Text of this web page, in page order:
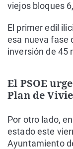
viejos bloques
El primer edil
esa nueva fase
inversión de 45
El PSOE
Plan de
Por otro lado,
estado este
Ayuntamiento